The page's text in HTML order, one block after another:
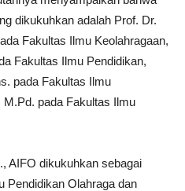
dikukuhkan adalah Prof. Dr.
Fakultas Ilmu Keolahragaan,
Fakultas Ilmu Pendidikan,
pada Fakultas Ilmu
M.Pd. pada Fakultas Ilmu
AIFO dikukuhkan sebagai
Pendidikan Olahraga dan